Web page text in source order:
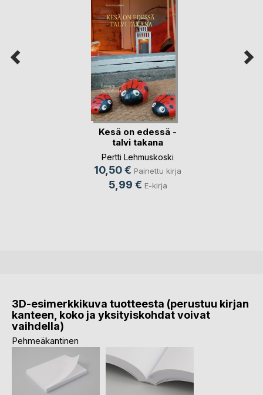
Kesä on edessä -
talvi takana
Pertti Lehmuskoski
10,50 € Painettu kirja
5,99 € E-kirja
3D-esimerkkikuva tuotteesta (perustuu kirjan
kanteen, koko ja yksityiskohdat voivat
vaihdella)
Pehmeäkantinen